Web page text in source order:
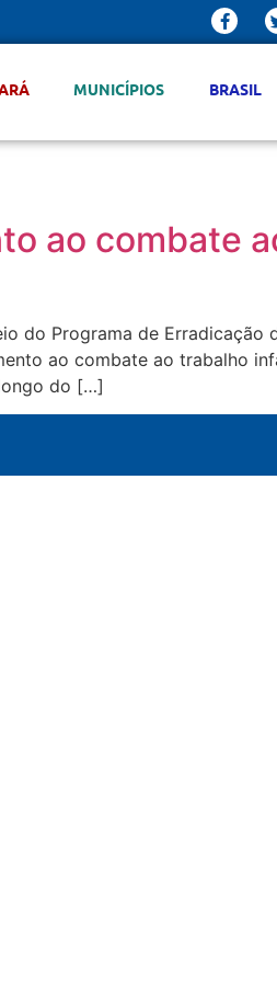
MUNICÍPIOS BRASIL
ao combate
do Programa de
ao combate ao trabalho
do […]